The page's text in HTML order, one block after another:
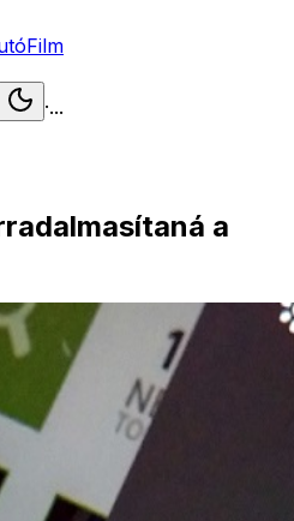
Film
·...
a